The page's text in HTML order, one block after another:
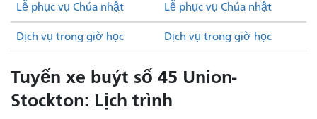
Lễ phục vụ Chúa nhật Lễ phục vụ Chúa nhật
Dịch vụ trong giờ học Dịch vụ trong giờ học
Tuyến xe buýt số 45 Union-
Stockton: Lịch trình